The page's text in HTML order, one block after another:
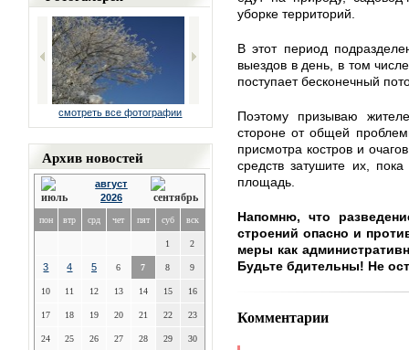
смотреть все фотографии
Архив новостей
август
2026
пон втр срд чет пят суб вск
1 2
3 4 5 6 7 8 9
10 11 12 13 14 15 16
17 18 19 20 21 22 23
24 25 26 27 28 29 30
уборке территорий.
В этот период
выездов в день, в том
поступает бесконечный
Поэтому призываю
стороне от общей
присмотра костров и
средств затушите их,
площадь.
Напомню, что
строений опасно и
меры как
Будьте бдительны! Не
Комментарии